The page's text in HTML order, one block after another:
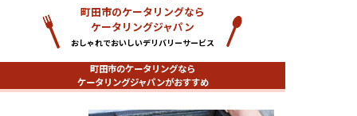
町田市のケータリングなら
ケータリングジャパン
おしゃれでおいしいデリバリーサービス
町田市のケータリングなら
ケータリングジャパンがおすすめ